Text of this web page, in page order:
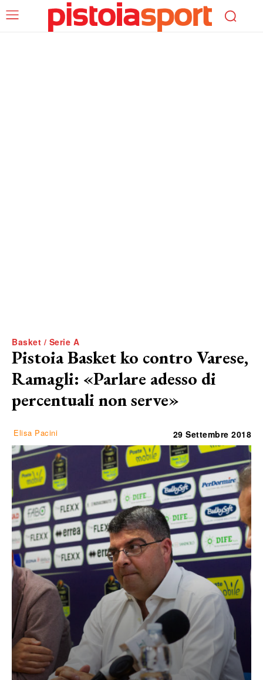
Basket / Serie A
Pistoia Basket ko contro Varese,
Ramagli: «Parlare adesso di
percentuali non serve»
Elisa Pacini 29 Settembre 2018